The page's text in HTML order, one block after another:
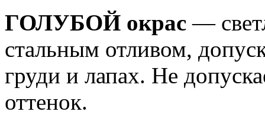
ГОЛУБОЙ окрас —
стальным отливом,
груди и лапах. Не
оттенок.